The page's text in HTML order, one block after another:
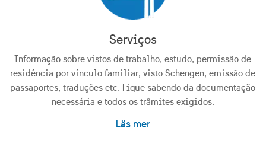
Serviços
Informação sobre vistos de trabalho, estudo, permissão de
residência por vínculo familiar, visto Schengen, emissão de
passaportes, traduções etc. Fique sabendo da documentação
necessária e todos os trâmites exigidos.
Läs mer